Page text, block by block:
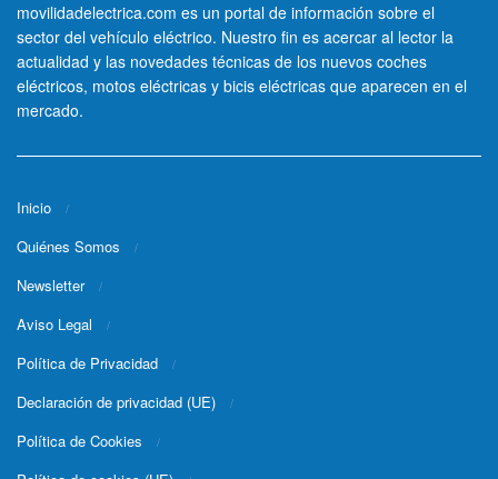
movilidadelectrica.com es un portal de información sobre el
sector del vehículo eléctrico. Nuestro fin es acercar al lector la
actualidad y las novedades técnicas de los nuevos coches
eléctricos, motos eléctricas y bicis eléctricas que aparecen en el
mercado.
Inicio
Quiénes Somos
Newsletter
Aviso Legal
Política de Privacidad
Declaración de privacidad (UE)
Política de Cookies